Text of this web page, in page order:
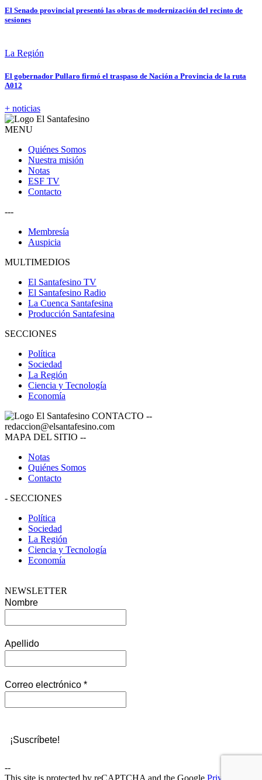
El Senado provincial presentó las obras de modernización del recinto de
sesiones
La Región
El gobernador Pullaro firmó el traspaso de Nación a Provincia de la ruta
A012
+ noticias
MENU
Quiénes Somos
Nuestra misión
Notas
ESF TV
Contacto
---
Membresía
Auspicia
MULTIMEDIOS
El Santafesino TV
El Santafesino Radio
La Cuenca Santafesina
Producción Santafesina
SECCIONES
Política
Sociedad
La Región
Ciencia y Tecnología
Economía
CONTACTO --
redaccion@elsantafesino.com
MAPA DEL SITIO --
Notas
Quiénes Somos
Contacto
- SECCIONES
Política
Sociedad
La Región
Ciencia y Tecnología
Economía
NEWSLETTER
Nombre
Apellido
Correo electrónico *
--
This site is protected by reCAPTCHA and the Google Privacy